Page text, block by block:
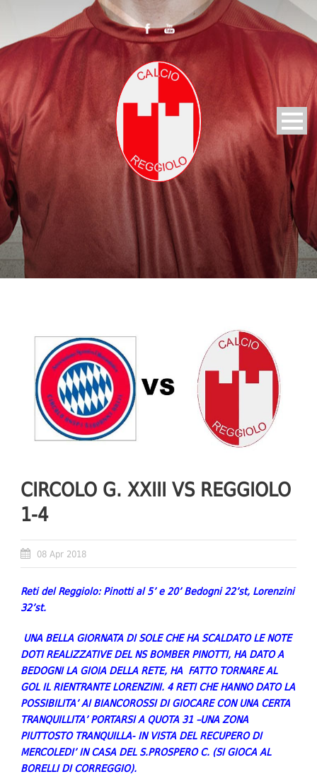
CIRCOLO G. XXIII VS REGGIOLO
1-4
08 Apr 2018
Reti del Reggiolo: Pinotti al 5’ e 20’ Bedogni 22’st, Lorenzini
32’st.
UNA BELLA GIORNATA DI SOLE CHE HA SCALDATO LE NOTE
DOTI REALIZZATIVE DEL NS BOMBER PINOTTI, HA DATO A
BEDOGNI LA GIOIA DELLA RETE, HA FATTO TORNARE AL
GOL IL RIENTRANTE LORENZINI. 4 RETI CHE HANNO DATO LA
POSSIBILITA’ AI BIANCOROSSI DI GIOCARE CON UNA CERTA
TRANQUILLITA’ PORTARSI A QUOTA 31 –UNA ZONA
PIUTTOSTO TRANQUILLA- IN VISTA DEL RECUPERO DI
MERCOLEDI’ IN CASA DEL S.PROSPERO C. (SI GIOCA AL
BORELLI DI CORREGGIO).